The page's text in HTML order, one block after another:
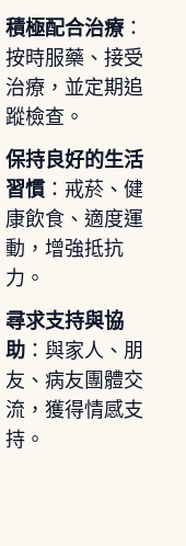
積極配合治療：
按時服藥、接受
治療，並定期追
蹤檢查。
保持良好的生活
習慣：戒菸、健
康飲食、適度運
動，增強抵抗
力。
尋求支持與協
助：與家人、朋
友、病友團體交
流，獲得情感支
持。